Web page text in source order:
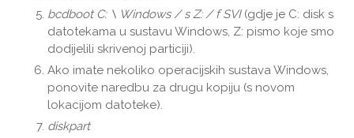
bcdboot C: \ Windows / s Z: / f SVI(gdje je C: disk s
datotekama u sustavu Windows, Z: pismo koje smo
dodijelili skrivenoj particiji).
Ako imate nekoliko operacijskih sustava Windows,
ponovite naredbu za drugu kopiju (s novom
lokacijom datoteke).
diskpart